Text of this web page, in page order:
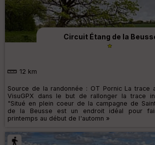
Circuit Étang de la
12 km
Source de la randonnée : OT Pornic La trace
VisuGPX dans le but de rallonger la trace
"Situé en plein coeur de la campagne de
de la Beusse est un endroit idéal pour
printemps au début de l'automn »